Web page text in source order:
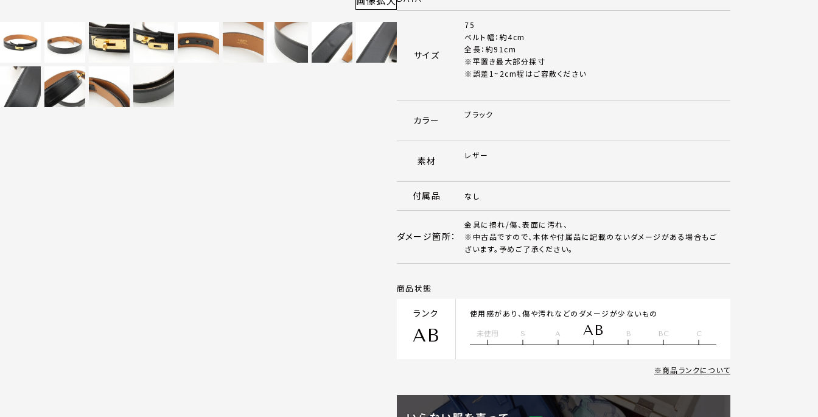
サイズ
75
ベルト幅：約4cm
全長：約91cm
※平置き最大部分採寸
※誤差1~2cm程はご容赦ください
カラー ブラック
素材 レザー
付属品 なし
ダメージ箇所：
金具に擦れ/傷、表面に汚れ、
※中古品ですので、本体や付属品に記載のないダメージがある場合もご
ざいます。予めご了承ください。
商品状態
ランク
AB
使用感があり、傷や汚れなどのダメージが少ないもの
未使用 S A AB B BC C
商品ランクについて